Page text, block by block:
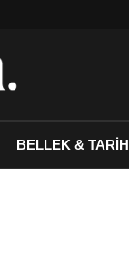
BELLEK & TARİH